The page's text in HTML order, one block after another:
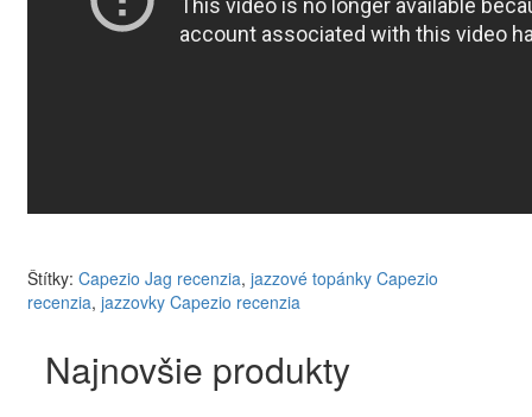
Štítky: Capezio Jag recenzia, jazzové topánky Capezio
recenzia, jazzovky Capezio recenzia
Najnovšie produkty